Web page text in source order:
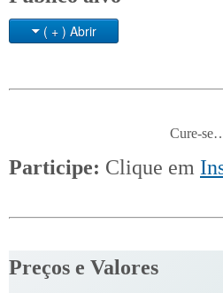
( + ) Abrir
Cure-
Participe: Clique em
Preços e Valores